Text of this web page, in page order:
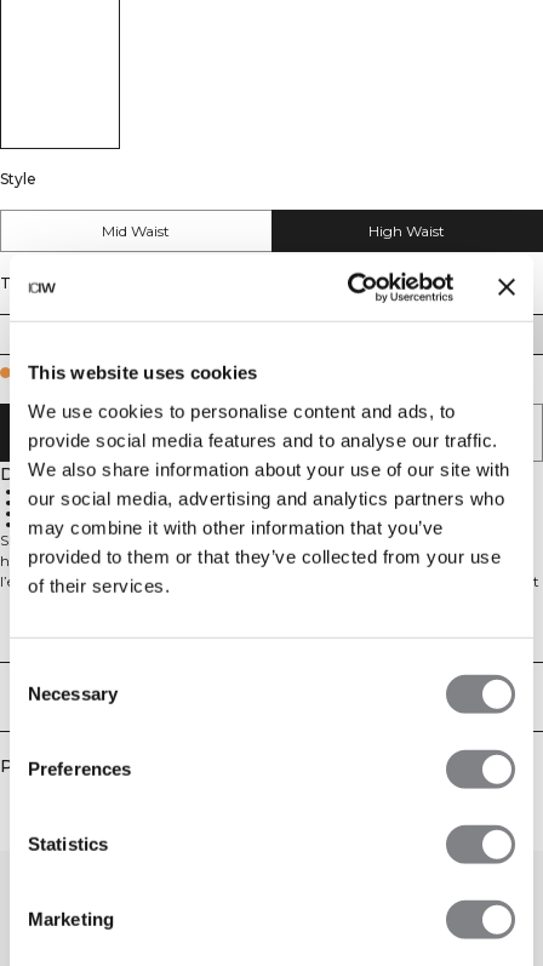
This website uses cookies
We use cookies to personalise content and ads, to
provide social media features and to analyse our traffic.
We also share information about your use of our site with
our social media, advertising and analytics partners who
may combine it with other information that you’ve
provided to them or that they’ve collected from your use
of their services.
Consent
Selection
Necessary
Preferences
Statistics
Marketing
Style
Mid Waist High Waist
Taille
Few in stock
AJOUTER AU PANIER
Description
Taille haute
French Terry
Poches mains
Short taille haute en French Terry pour un confort quotidien. Le short taille
haute en French Terry Everyday est votre essentiel décontracté pour
l’échauffement, les jours de repos et tout le reste. Le tissu French Terry doux est
permet d’ajuster la tenue, et des poches pour les mains gardent vos essentiels à
portée. Fini avec un logo ICIW sur le devant. 54% coton, 46% polyester.
Livraison & retours
Produits similaires